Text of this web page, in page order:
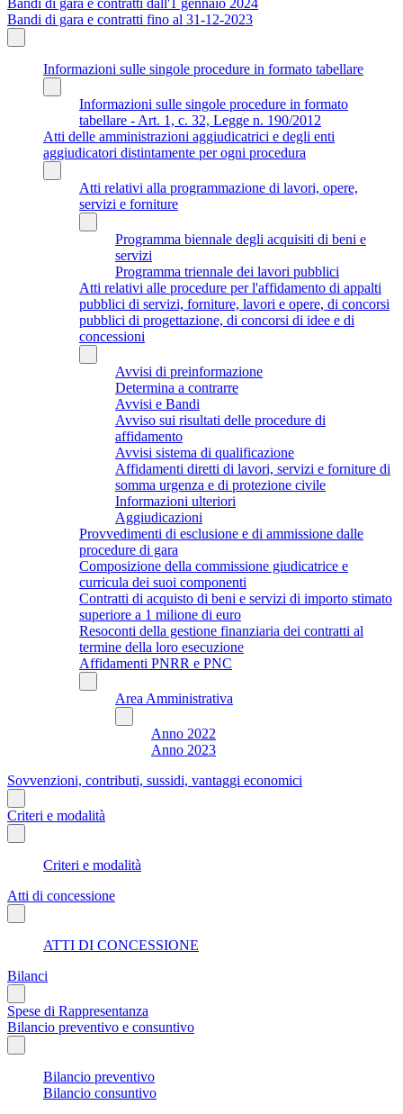
Bandi di gara e contratti fino al 31-12-2023
Informazioni sulle singole procedure in formato tabellare
Informazioni sulle singole procedure in formato
tabellare - Art. 1, c. 32, Legge n. 190/2012
Atti delle amministrazioni aggiudicatrici e degli enti
aggiudicatori distintamente per ogni procedura
Atti relativi alla programmazione di lavori, opere,
servizi e forniture
Programma biennale degli acquisiti di beni e
servizi
Programma triennale dei lavori pubblici
Atti relativi alle procedure per l'affidamento di appalti
pubblici di servizi, forniture, lavori e opere, di concorsi
pubblici di progettazione, di concorsi di idee e di
concessioni
Avvisi di preinformazione
Determina a contrarre
Avvisi e Bandi
Avviso sui risultati delle procedure di
affidamento
Avvisi sistema di qualificazione
Affidamenti diretti di lavori, servizi e forniture di
somma urgenza e di protezione civile
Informazioni ulteriori
Aggiudicazioni
Provvedimenti di esclusione e di ammissione dalle
procedure di gara
Composizione della commissione giudicatrice e
curricula dei suoi componenti
Contratti di acquisto di beni e servizi di importo stimato
superiore a 1 milione di euro
Resoconti della gestione finanziaria dei contratti al
termine della loro esecuzione
Affidamenti PNRR e PNC
Area Amministrativa
Anno 2022
Anno 2023
Sovvenzioni, contributi, sussidi, vantaggi economici
Criteri e modalità
Criteri e modalità
Atti di concessione
ATTI DI CONCESSIONE
Bilanci
Spese di Rappresentanza
Bilancio preventivo e consuntivo
Bilancio preventivo
Bilancio consuntivo